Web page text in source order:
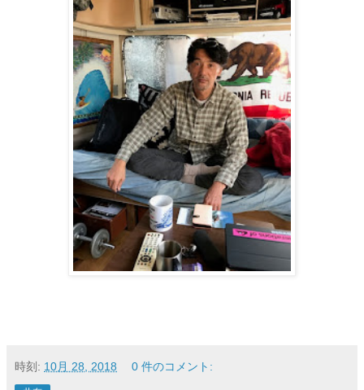
時刻: 10月 28, 2018 0 件のコメント: